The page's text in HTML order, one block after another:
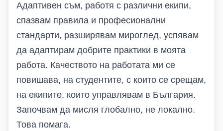
Адаптивен съм, работя с различни екипи,
спазвам правила и професионални
стандарти, разширявам мироглед, успявам
да адаптирам добрите практики в моята
работа. Качеството на работата ми се
повишава, на студентите, с които се срещам,
на екипите, които управлявам в България.
Започвам да мисля глобално, не локално.
Това помага.